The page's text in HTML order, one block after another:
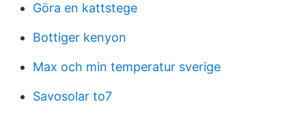
Göra en kattstege
Bottiger kenyon
Max och min temperatur sverige
Savosolar to7